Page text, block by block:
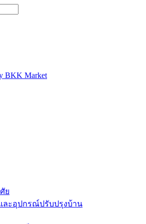
BKK Market
ย
ละอุปกรณ์ปรับปรุงบ้าน